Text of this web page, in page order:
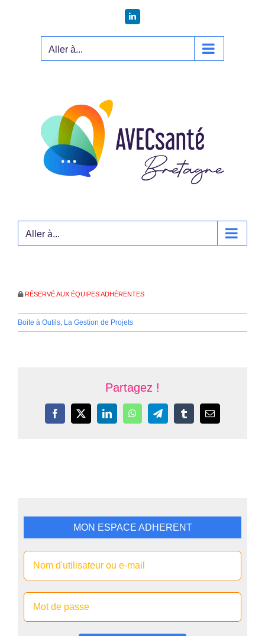
LinkedIn
Aller à...
Aller à...
RÉSERVÉ AUX ÉQUIPES ADHÉRENTES
Boite à Outils, La Gestion de Projets
Partagez !
Facebook
X LinkedInWhatsAppTelegramTumblrEmail
MON ESPACE ADHERENT